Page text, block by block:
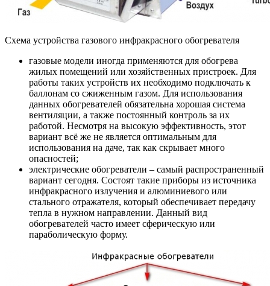
Схема устройства газового инфракрасного обогревателя
газовые модели иногда применяются для обогрева
жилых помещений или хозяйственных пристроек. Для
работы таких устройств их необходимо подключать к
баллонам со сжиженным газом. Для использования
данных обогревателей обязательна хорошая система
вентиляции, а также постоянный контроль за их
работой. Несмотря на высокую эффективность, этот
вариант всё же не является оптимальным для
использования на даче, так как скрывает много
опасностей;
электрические обогреватели – самый распространенный
вариант сегодня. Состоят такие приборы из источника
инфракрасного излучения и алюминиевого или
стального отражателя, который обеспечивает передачу
тепла в нужном направлении. Данный вид
обогревателей часто имеет сферическую или
параболическую форму.